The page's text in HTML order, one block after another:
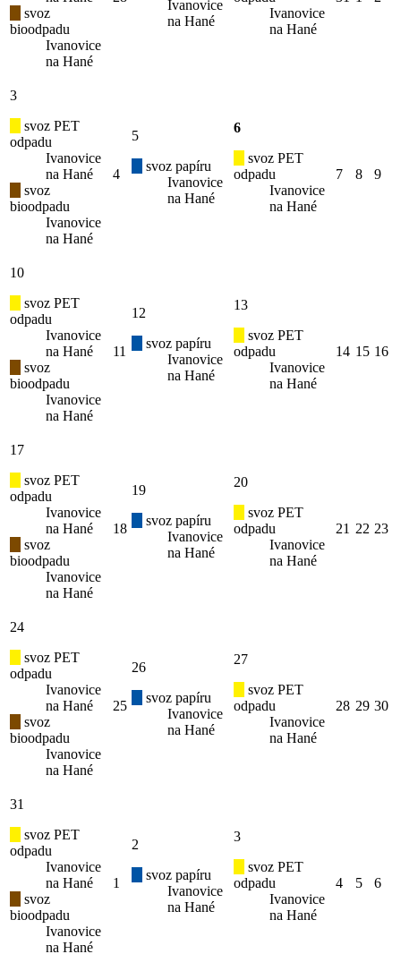
svoz
bioodpadu
Ivanovice
na Hané
Ivanovice
na Hané
Ivanovice
na Hané
3
svoz PET
odpadu
Ivanovice
na Hané
svoz
bioodpadu
Ivanovice
na Hané
4
5
svoz papíru
Ivanovice
na Hané
6
svoz PET
odpadu
Ivanovice
na Hané
7 8 9
10
svoz PET
odpadu
Ivanovice
na Hané
svoz
bioodpadu
Ivanovice
na Hané
11
12
svoz papíru
Ivanovice
na Hané
13
svoz PET
odpadu
Ivanovice
na Hané
14 15 16
17
svoz PET
odpadu
Ivanovice
na Hané
svoz
bioodpadu
Ivanovice
na Hané
18
19
svoz papíru
Ivanovice
na Hané
20
svoz PET
odpadu
Ivanovice
na Hané
21 22 23
24
svoz PET
odpadu
Ivanovice
na Hané
svoz
bioodpadu
Ivanovice
na Hané
25
26
svoz papíru
Ivanovice
na Hané
27
svoz PET
odpadu
Ivanovice
na Hané
28 29 30
31
svoz PET
odpadu
Ivanovice
na Hané
svoz
bioodpadu
Ivanovice
na Hané
1
2
svoz papíru
Ivanovice
na Hané
3
svoz PET
odpadu
Ivanovice
na Hané
4 5 6